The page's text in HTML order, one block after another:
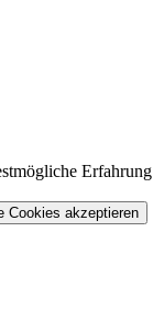
Erfahrung
Cookies akzeptieren